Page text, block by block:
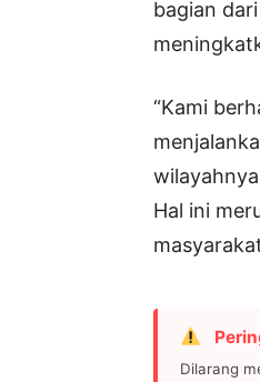
bagian
“Kami
Hal ini
Dilarang